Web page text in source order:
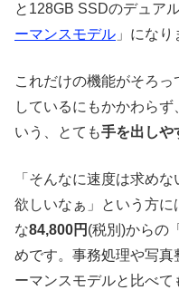
と128GB SSDのデュア
ーマンスモデル 」になり
これだけの機能がそろ
しているにもかかわらず
いう、とても手を出しや
「そんなに速度は求め
欲しいなぁ」という方に
な84,800円 (税別)からの「
めです。事務処理や写真
ーマンスモデルと比べ